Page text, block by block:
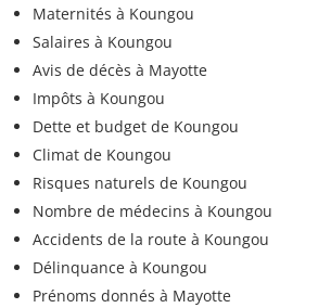
Maternités à Koungou
Salaires à Koungou
Avis de décès à Mayotte
Impôts à Koungou
Dette et budget de Koungou
Climat de Koungou
Risques naturels de Koungou
Nombre de médecins à Koungou
Accidents de la route à Koungou
Délinquance à Koungou
Prénoms donnés à Mayotte